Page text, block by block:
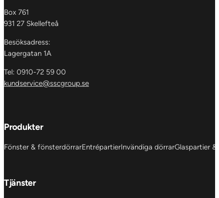
Box 761
931 27 Skellefteå
Besöksadress:
Lagergatan 1A
Tel: 0910-72 59 00
kundservice@sscgroup.se
Produkter
Fönster & fönsterdörrarEntrépartierInvändiga dörrarGlaspartier
Tjänster